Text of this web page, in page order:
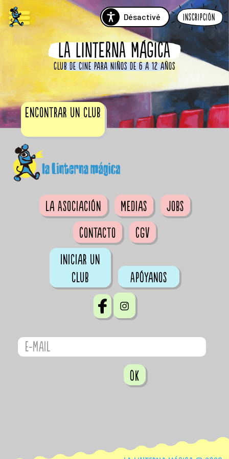
Désactivé Inscripción
LA LINTERNA MÁGICA
Club de cine para niños de 6 a 12 años
Encontrar un club
La Asociación Medias
Jobs
Contacto
CGV
Iniciar un
club
Apóyanos
OK